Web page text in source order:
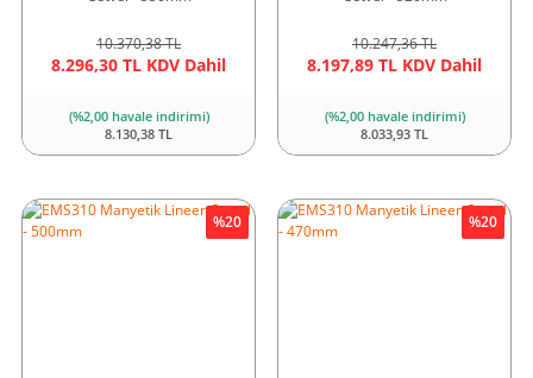
10.370,38 TL
8.296,30 TL KDV Dahil
(%2,00 havale indirimi)
8.130,38 TL
10.247,36 TL
8.197,89 TL KDV Dahil
(%2,00 havale indirimi)
8.033,93 TL
%20 %20